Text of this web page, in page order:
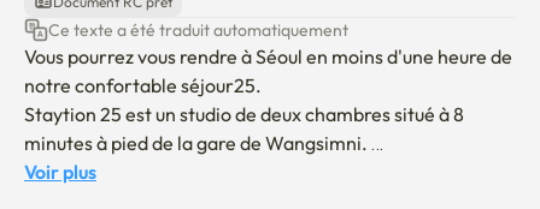
Ce texte a été traduit automatiquement
Vous pourrez vous rendre à Séoul en moins d'une heure de
notre confortable séjour25.
Staytion 25 est un studio de deux chambres situé à 8
minutes à pied de la gare de Wangsimni.
Vous pouvez utiliser tout le studio sous la pente sans
Voir plus